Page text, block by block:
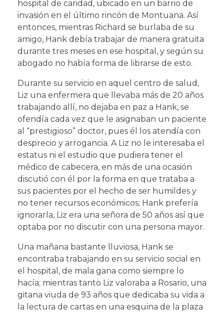
hospital de caridad, ubicado en un barrio de
invasión en el último rincón de Montuana. Así
entonces, mientras Richard se burlaba de su
amigo, Hank debía trabajar de manera gratuita
durante tres meses en ese hospital, y según su
abogado no había forma de librarse de esto.
Durante su servicio en aquel centro de salud,
Liz una enfermera que llevaba más de 20 años
trabajando allí, no dejaba en paz a Hank, se
ofendía cada vez que le asignaban un paciente
al “prestigioso” doctor, pues él los atendía con
desprecio y arrogancia. A Liz no le interesaba el
estatus ni el estudio que pudiera tener el
médico de cabecera, en más de una ocasión
discutió con él por la forma en que trataba a
sus pacientes por el hecho de ser humildes y
no tener recursos económicos; Hank prefería
ignorarla, Liz era una señora de 50 años así que
optaba por no discutir con una persona mayor.
Una mañana bastante lluviosa, Hank se
encontraba trabajando en su servicio social en
el hospital, de mala gana como siempre lo
hacía; mientras tanto Liz valoraba a Rosario, una
gitana viuda de 93 años que dedicaba su vida a
la lectura de cartas en una esquina de la plaza